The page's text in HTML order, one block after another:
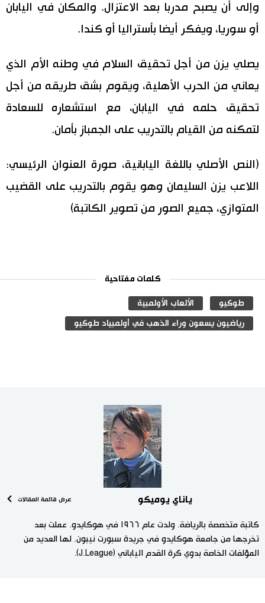
وإلى أن يصبح مدربا بعد الاعتزال. والمكان في اليابان
أو سوريا، ويفكر أيضا بأستراليا أو كندا.
يصلي يزن من أجل تحقيق السلام في وطنه الأم الذي
يعاني من الحرب الأهلية، ويقوم بشق طريقه من أجل
تحقيق حلمه في اليابان، مع استشعاره للسعادة
لتمكنه من القيام بالتدريب على الجمباز بأمان.
(النص الأصلي باللغة اليابانية، صورة العنوان الرئيسي:
اللاعب يزن السليمان وهو يقوم بالتدريب على القضيب
المتوازي، جميع الصور من تصوير الكاتبة)
كلمات مفتاحية
طوكيو الألعاب الأولمبية
رياضيون يسعون وراء الذهب في أولمبياد طوكيو
ياناي يوميكو عرض قائمة المقالات
كاتبة متخصصة بالرياضة. ولدت عام ١٩٦٦ في هوكايدو. عملت بعد
تخرجها من جامعة هوكايدو في جريدة سبورت نيبون. لها العديد من
المؤلفات الخاصة بدوي كرة القدم الياباني (J.League).